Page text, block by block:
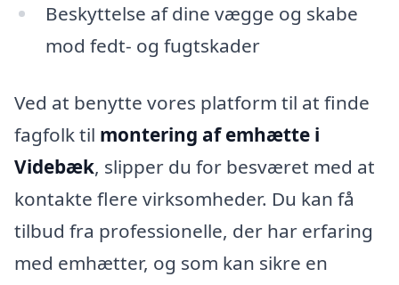
Beskyttelse af dine vægge og skabe
mod fedt- og fugtskader
Ved at benytte vores platform til at finde
fagfolk til montering af emhætte i
Videbæk, slipper du for besværet med at
kontakte flere virksomheder. Du kan få
tilbud fra professionelle, der har erfaring
med emhætter, og som kan sikre en